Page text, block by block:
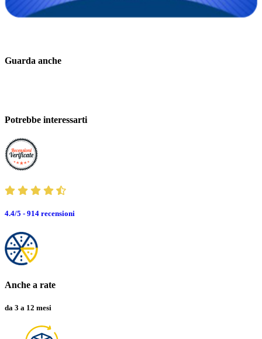
Guarda anche
Potrebbe interessarti
4.4/5 - 914 recensioni
Anche a rate
da 3 a 12 mesi